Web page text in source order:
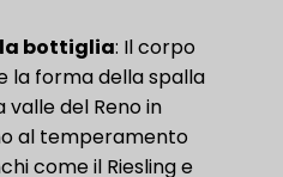
bottiglia​: Il corpo
la forma della spalla
valle del Reno in
al temperamento
come il Riesling e